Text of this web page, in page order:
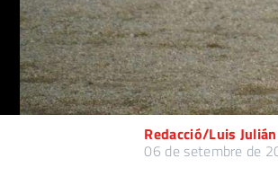
Redacció/Luis Julián
06 de setembre de